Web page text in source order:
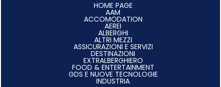
HOME PAGE
AAM
ACCOMODATION
AEREI
ALBERGHI
ALTRI MEZZI
ASSICURAZIONI E SERVIZI
DESTINAZIONI
EXTRALBERGHIERO
FOOD & ENTERTAINMENT
GDS E NUOVE TECNOLOGIE
INDUSTRIA